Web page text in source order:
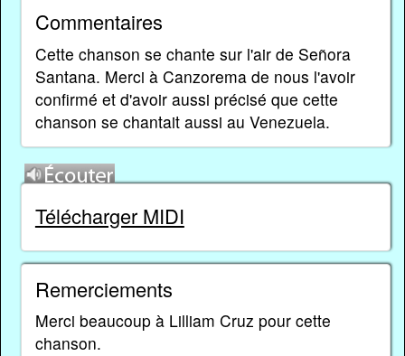
Commentaires
Cette chanson se chante sur l'air de Señora
Santana. Merci à Canzorema de nous l'avoir
confirmé et d'avoir aussi précisé que cette
chanson se chantait aussi au Venezuela.
Télécharger MIDI
Remerciements
Merci beaucoup à Lilliam Cruz pour cette
chanson.